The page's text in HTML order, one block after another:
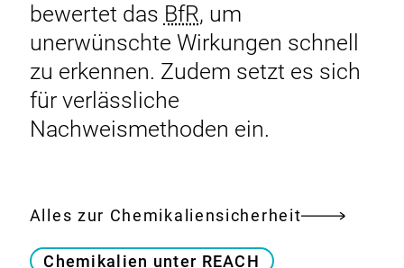
bewertet das BfR, um
unerwünschte Wirkungen schnell
zu erkennen. Zudem setzt es sich
für verlässliche
Nachweismethoden ein.
Alles zur Chemikaliensicherheit
Chemikalien unter REACH